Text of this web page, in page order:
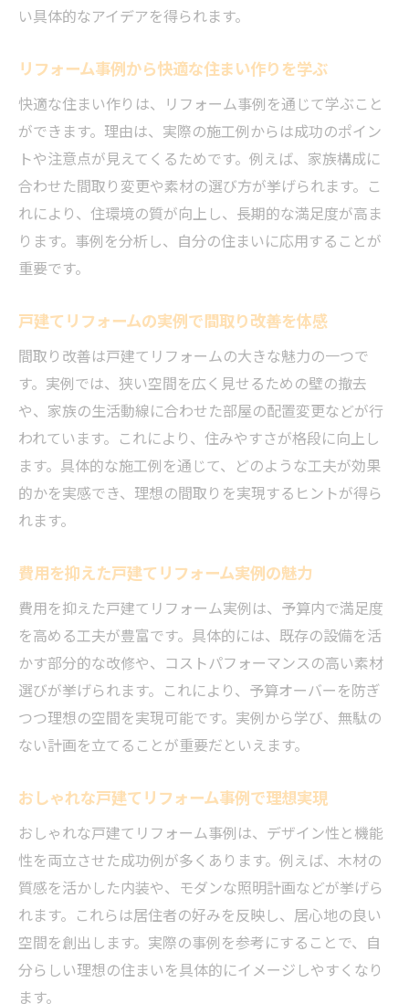
い具体的なアイデアを得られます。
リフォーム事例から快適な住まい作りを学ぶ
快適な住まい作りは、リフォーム事例を通じて学ぶこと
ができます。理由は、実際の施工例からは成功のポイン
トや注意点が見えてくるためです。例えば、家族構成に
合わせた間取り変更や素材の選び方が挙げられます。こ
れにより、住環境の質が向上し、長期的な満足度が高ま
ります。事例を分析し、自分の住まいに応用することが
重要です。
戸建てリフォームの実例で間取り改善を体感
間取り改善は戸建てリフォームの大きな魅力の一つで
す。実例では、狭い空間を広く見せるための壁の撤去
や、家族の生活動線に合わせた部屋の配置変更などが行
われています。これにより、住みやすさが格段に向上し
ます。具体的な施工例を通じて、どのような工夫が効果
的かを実感でき、理想の間取りを実現するヒントが得ら
れます。
費用を抑えた戸建てリフォーム実例の魅力
費用を抑えた戸建てリフォーム実例は、予算内で満足度
を高める工夫が豊富です。具体的には、既存の設備を活
かす部分的な改修や、コストパフォーマンスの高い素材
選びが挙げられます。これにより、予算オーバーを防ぎ
つつ理想の空間を実現可能です。実例から学び、無駄の
ない計画を立てることが重要だといえます。
おしゃれな戸建てリフォーム事例で理想実現
おしゃれな戸建てリフォーム事例は、デザイン性と機能
性を両立させた成功例が多くあります。例えば、木材の
質感を活かした内装や、モダンな照明計画などが挙げら
れます。これらは居住者の好みを反映し、居心地の良い
空間を創出します。実際の事例を参考にすることで、自
分らしい理想の住まいを具体的にイメージしやすくなり
ます。